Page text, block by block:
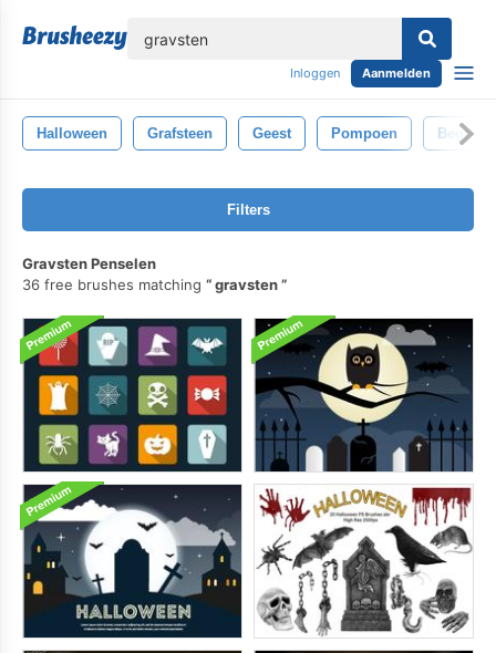
Inloggen Aanmelden
Halloween Grafsteen Geest Pompoen
Filters
Gravsten Penselen
36 free brushes matching
gravsten